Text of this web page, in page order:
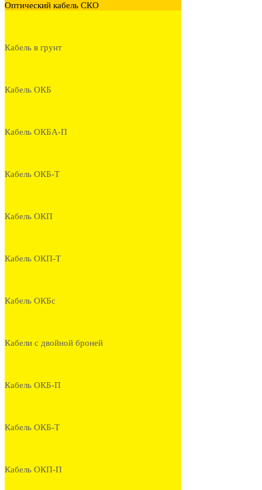
Оптический кабель СКО
Кабель в грунт
Кабель ОКБ
Кабель ОКБА-П
Кабель ОКБ-Т
Кабель ОКП
Кабель ОКП-Т
Кабель ОКБс
Кабели с двойной броней
Кабель ОКБ-П
Кабель ОКБ-Т
Кабель ОКП-П